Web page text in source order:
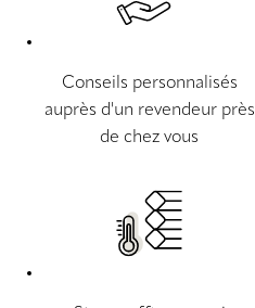
Conseils personnalisés
auprès d'un revendeur près
de chez vous